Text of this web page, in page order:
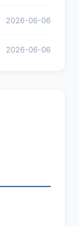
2026-06-06
2026-06-06